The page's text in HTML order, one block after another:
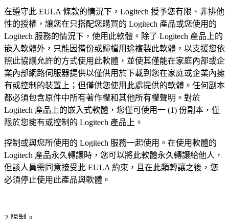
在遵守此 EULA 條款的情況下，Logitech 授予您有限、非排他
性的授權，讓您在只搭配您購買的 Logitech 產品或您使用的
Logitech 服務的情況下，使用此軟體。除了 Logitech 產品上的
嵌入軟體外，只能因備份或歸檔用途複製此軟體，以支援您依
照此協議允許的方式使用此軟體，並使其僅能在家庭內部或企
業內部網路伺服器提供以僅供用於下載到您在家庭或企業內擁
有或控制的裝置上；但僅供您使用此處提供的軟體。任何副本
都必須包含原件中所有著作權和其他所有權聲明。對於
Logitech 產品上的嵌入式軟體，您僅可使用一 (1) 份副本，僅
限於您擁有或控制的 Logitech 產品上。
控制或與您所使用的 Logitech 服務一起使用。在使用軟體的
Logitech 產品永久轉讓時，您可以將此軟體永久轉讓給他人，
但該人員需同意接受此 EULA 約束，且在此類轉讓之後，您
必須停止使用此產品與軟體。